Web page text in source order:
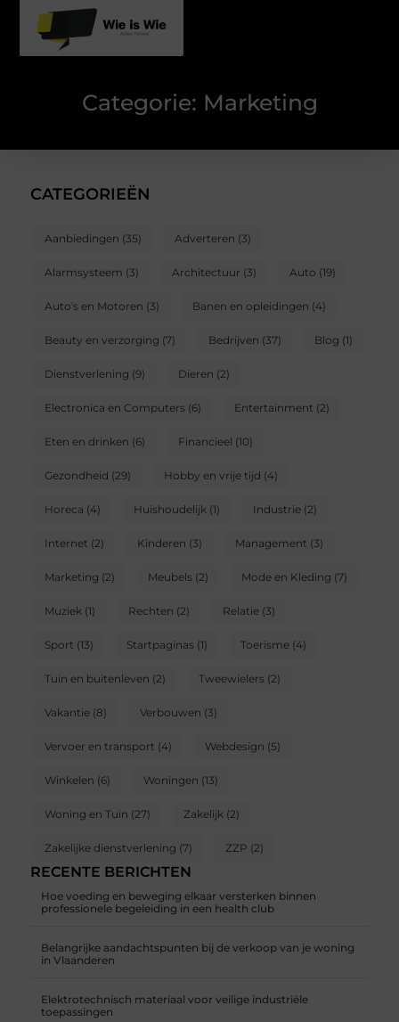
Categorie: Marketing
CATEGORIEËN
Aanbiedingen (35) Adverteren (3)
Alarmsysteem (3) Architectuur (3) Auto (19)
Auto's en Motoren (3) Banen en opleidingen (4)
Beauty en verzorging (7) Bedrijven (37) Blog (1)
Dienstverlening (9) Dieren (2)
Electronica en Computers (6) Entertainment (2)
Eten en drinken (6) Financieel (10)
Gezondheid (29) Hobby en vrije tijd (4)
Horeca (4) Huishoudelijk (1) Industrie (2)
Internet (2) Kinderen (3) Management (3)
Marketing (2) Meubels (2) Mode en Kleding (7)
Muziek (1) Rechten (2) Relatie (3)
Sport (13) Startpaginas (1) Toerisme (4)
Tuin en buitenleven (2) Tweewielers (2)
Vakantie (8) Verbouwen (3)
Vervoer en transport (4) Webdesign (5)
Winkelen (6) Woningen (13)
Woning en Tuin (27) Zakelijk (2)
Zakelijke dienstverlening (7) ZZP (2)
RECENTE BERICHTEN
Hoe voeding en beweging elkaar versterken binnen
professionele begeleiding in een health club
Belangrijke aandachtspunten bij de verkoop van je woning
in Vlaanderen
Elektrotechnisch materiaal voor veilige industriële
toepassingen